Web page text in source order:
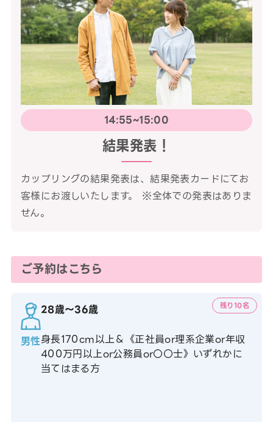
14:55~15:00
結果発表！
カップリングの結果発表は、結果発表カードにてお
客様にお渡しいたします。 ※全体での発表はありま
せん。
ご予約はこちら
男性
28歳〜36歳
身長170cm以上＆《正社員or理系企業or年収
400万円以上or公務員or〇〇士》いずれかに
当てはまる方
残り10名